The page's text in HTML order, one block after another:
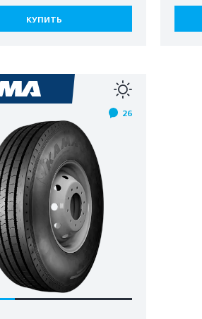
КУПИТЬ
26